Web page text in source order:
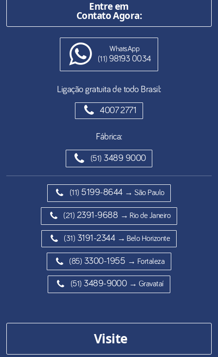
Entre em
Contato Agora:
WhatsApp
(11) 98193 0034
Ligação gratuita de todo Brasil:
4007 2771
Fábrica:
(51) 3489 9000
(11) 5199-8644 → São Paulo
(21) 2391-9688 → Rio de Janeiro
(31) 3191-2344 → Belo Horizonte
(85) 3300-1955 → Fortaleza
(51) 3489-9000 → Gravataí
Visite